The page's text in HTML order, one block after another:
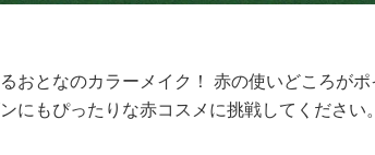
おとなのカラーメイク！ 赤の使いどころがポ
にもぴったりな赤コスメに挑戦してください